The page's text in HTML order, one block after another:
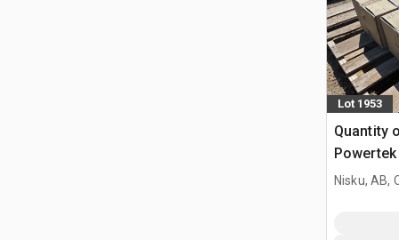
Lot 1953
Quantity
Powertek
Winde
Nisku, AB,